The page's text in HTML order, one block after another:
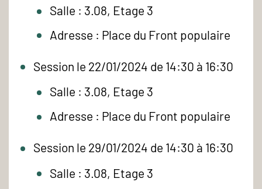
Salle : 3.08, Etage 3
Adresse : Place du Front populaire
Session le 22/01/2024 de 14:30 à 16:30
Salle : 3.08, Etage 3
Adresse : Place du Front populaire
Session le 29/01/2024 de 14:30 à 16:30
Salle : 3.08, Etage 3